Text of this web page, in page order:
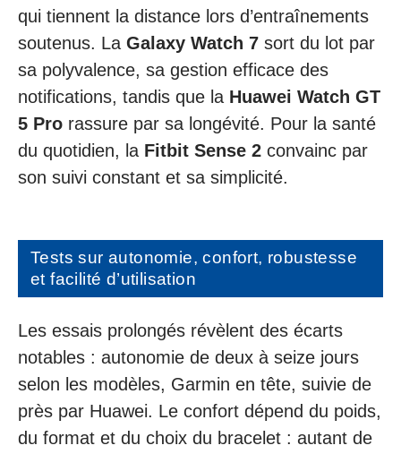
qui tiennent la distance lors d’entraînements
soutenus. La Galaxy Watch 7 sort du lot par
sa polyvalence, sa gestion efficace des
notifications, tandis que la Huawei Watch GT
5 Pro rassure par sa longévité. Pour la santé
du quotidien, la Fitbit Sense 2 convainc par
son suivi constant et sa simplicité.
Tests sur autonomie, confort, robustesse
et facilité d’utilisation
Les essais prolongés révèlent des écarts
notables : autonomie de deux à seize jours
selon les modèles, Garmin en tête, suivie de
près par Huawei. Le confort dépend du poids,
du format et du choix du bracelet : autant de